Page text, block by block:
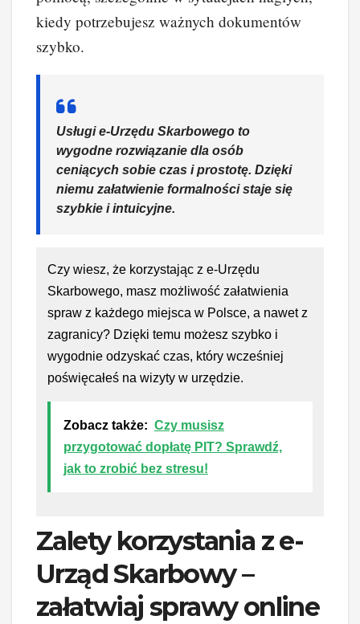
kiedy potrzebujesz ważnych dokumentów
szybko.
Usługi e-Urzędu Skarbowego to
wygodne rozwiązanie dla osób
ceniących sobie czas i prostotę. Dzięki
niemu załatwienie formalności staje się
szybkie i intuicyjne.
Czy wiesz, że korzystając z e-Urzędu
Skarbowego, masz możliwość załatwienia
spraw z każdego miejsca w Polsce, a nawet z
zagranicy? Dzięki temu możesz szybko i
wygodnie odzyskać czas, który wcześniej
poświęcałeś na wizyty w urzędzie.
Zobacz także: Czy musisz
przygotować dopłatę PIT? Sprawdź,
jak to zrobić bez stresu!
Zalety korzystania z e-
Urząd Skarbowy –
załatwiaj sprawy online